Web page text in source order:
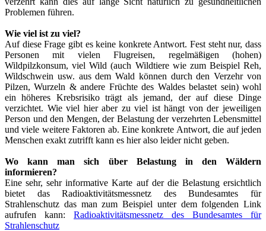
Problemen führen.
Wie viel ist zu viel?
Auf diese Frage gibt es keine konkrete Antwort. Fest steht nur, dass
Personen mit vielen Flugreisen, regelmäßigen (hohen)
Wildpilzkonsum, viel Wild (auch Wildtiere wie zum Beispiel Reh,
Wildschwein usw. aus dem Wald können durch den Verzehr von
Pilzen, Wurzeln & andere Früchte des Waldes belastet sein) wohl
ein höheres Krebsrisiko trägt als jemand, der auf diese Dinge
verzichtet. Wie viel hier aber zu viel ist hängt von der jeweiligen
Person und den Mengen, der Belastung der verzehrten Lebensmittel
und viele weitere Faktoren ab. Eine konkrete Antwort, die auf jeden
Menschen exakt zutrifft kann es hier also leider nicht geben.
Wo kann man sich über Belastung in den Wäldern
informieren?
Eine sehr, sehr informative Karte auf der die Belastung ersichtlich
bietet das Radioaktivitätsmessnetz des Bundesamtes für
Strahlenschutz das man zum Beispiel unter dem folgenden Link
aufrufen kann: Radioaktivitätsmessnetz des Bundesamtes für
Strahlenschutz